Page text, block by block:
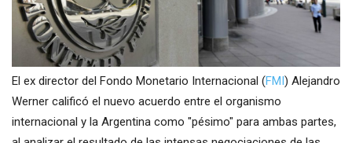
El ex director del Fondo Monetario Internacional (FMI) Alejandro
Werner calificó el nuevo acuerdo entre el organismo
internacional y la Argentina como "pésimo" para ambas partes,